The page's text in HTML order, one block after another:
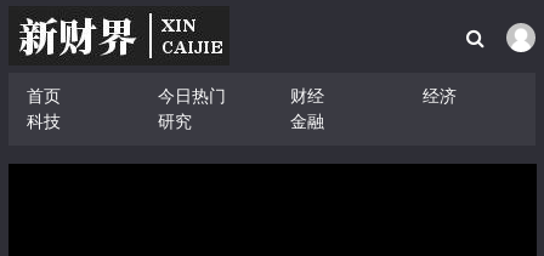
首页 今日热门 财经
经济
科技
研究 金融